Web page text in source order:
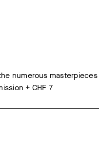
numerous
+ CHF 7